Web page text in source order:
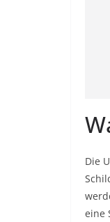
Die
eine